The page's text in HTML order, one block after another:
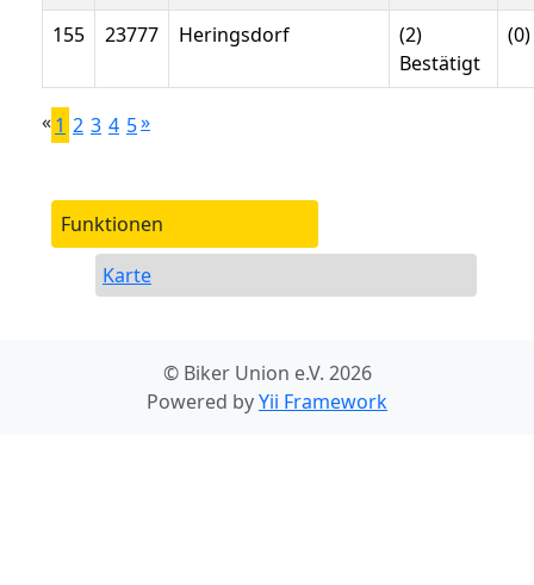
155 23777 Heringsdorf
(2)
Bestätigt
«1 2 3 4 5»
Funktionen
Karte
© Biker Union e.V. 2026
Powered byYii Framework